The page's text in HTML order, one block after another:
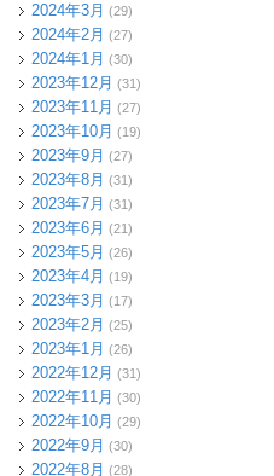
2024年3月 (29)
2024年2月 (27)
2024年1月 (30)
2023年12月 (31)
2023年11月 (27)
2023年10月 (19)
2023年9月 (27)
2023年8月 (31)
2023年7月 (31)
2023年6月 (21)
2023年5月 (26)
2023年4月 (19)
2023年3月 (17)
2023年2月 (25)
2023年1月 (26)
2022年12月 (31)
2022年11月 (30)
2022年10月 (29)
2022年9月 (30)
2022年8月 (28)